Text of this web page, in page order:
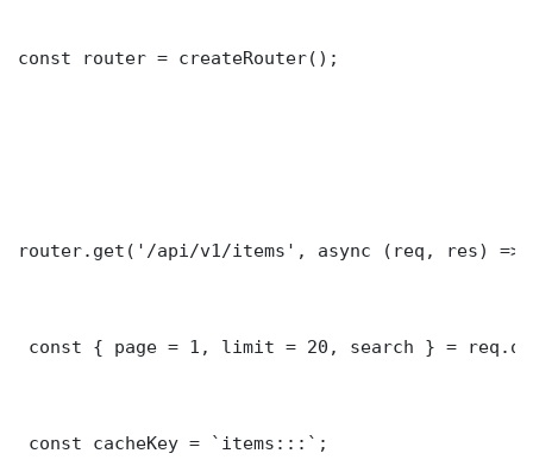
const router = createRouter();
router.get('/api/v1/items', async (req, res) =>
const { page = 1, limit = 20, search } =
const cacheKey = `items:::`;